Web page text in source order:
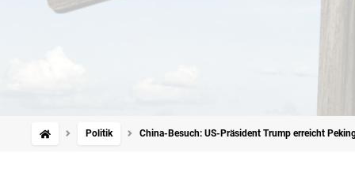
Politik China-Besuch: US-Präsident Trump erreicht